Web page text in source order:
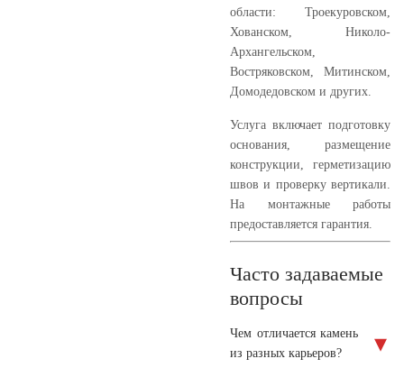
области: Троекуровском,
Хованском, Николо-
Архангельском,
Востряковском, Митинском,
Домодедовском и других.
Услуга включает подготовку
основания, размещение
конструкции, герметизацию
швов и проверку вертикали.
На монтажные работы
предоставляется гарантия.
Часто задаваемые
вопросы
Чем отличается камень
из разных карьеров?